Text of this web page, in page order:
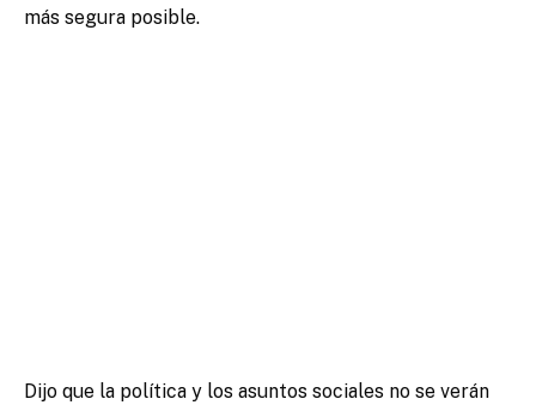
más segura posible.
Dijo que la política y los asuntos sociales no se verán